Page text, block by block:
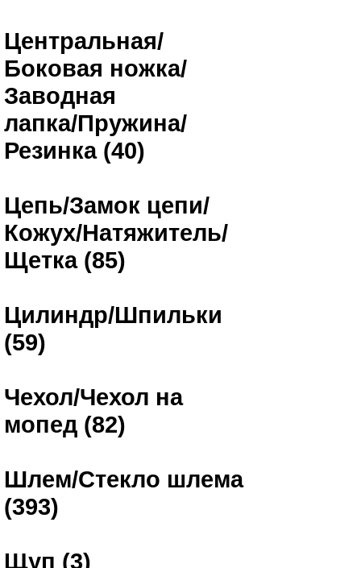
Центральная/
Боковая ножка/
Заводная
лапка/Пружина/
Резинка (40)
Цепь/Замок цепи/
Кожух/Натяжитель/
Щетка (85)
Цилиндр/Шпильки
(59)
Чехол/Чехол на
мопед (82)
Шлем/Стекло шлема
(393)
Щуп (3)